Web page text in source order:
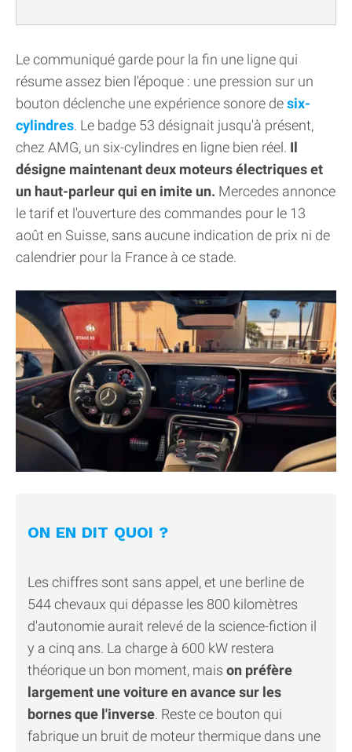
Le communiqué garde pour la fin une ligne qui
résume assez bien l'époque : une pression sur un
bouton déclenche une expérience sonore desix-
cylindres. Le badge 53 désignait jusqu'à présent,
chez AMG, un six-cylindres en ligne bien réel. Il
désigne maintenant deux moteurs électriques et
un haut-parleur qui en imite un. Mercedes annonce
le tarif et l'ouverture des commandes pour le 13
août en Suisse, sans aucune indication de prix ni de
calendrier pour la France à ce stade.
ON EN DIT QUOI ?
Les chiffres sont sans appel, et une berline de
544 chevaux qui dépasse les 800 kilomètres
d'autonomie aurait relevé de la science-fiction il
y a cinq ans. La charge à 600 kW restera
théorique un bon moment, mais on préfère
largement une voiture en avance sur les
bornes que l'inverse. Reste ce bouton qui
fabrique un bruit de moteur thermique dans une